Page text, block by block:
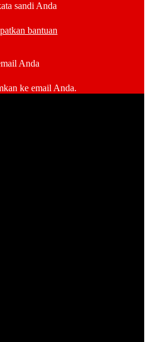
sandi Anda
bantuan
Anda
ke email Anda.